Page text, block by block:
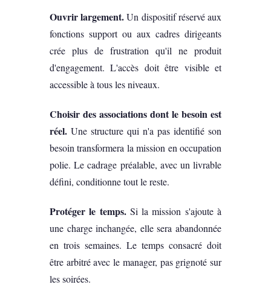
Ouvrir largement.Un dispositif réservé aux
fonctions support ou aux cadres dirigeants
crée plus de frustration qu'il ne produit
d'engagement. L'accès doit être visible et
accessible à tous les niveaux.
Choisir des associations dont le besoin est
réel. Une structure qui n'a pas identifié son
besoin transformera la mission en occupation
polie. Le cadrage préalable, avec un livrable
défini, conditionne tout le reste.
Protéger le temps.Si la mission s'ajoute à
une charge inchangée, elle sera abandonnée
en trois semaines. Le temps consacré doit
être arbitré avec le manager, pas grignoté sur
les soirées.